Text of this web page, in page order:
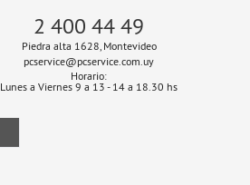
2 400 44 49
Piedra alta 1628, Montevideo
pcservice@pcservice.com.uy
Horario:
Lunes a Viernes 9 a 13 - 14 a 18.30 hs